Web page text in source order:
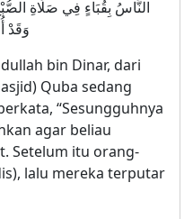
النَّاسُ بِقُبَاءٍ فِي صَلَاةِ
وَقَدْ
bin Dinar, dari
Quba sedang
“Sesungguhnya
agar beliau
Setelum itu orang-
lalu mereka terputar